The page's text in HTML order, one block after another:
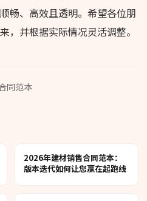
畅、高效且透明。希望各位朋
，并根据实际情况灵活调整。
同范本
2026年建材销售合同范本：
版本迭代如何让您赢在起跑线